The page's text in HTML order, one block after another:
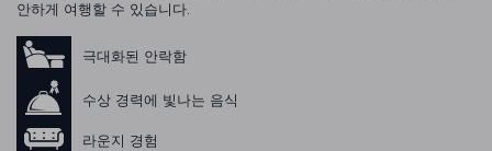
안하게 여행할 수 있습니다.
극대화된 안락함
수상 경력에 빛나는 음식
라운지 경험